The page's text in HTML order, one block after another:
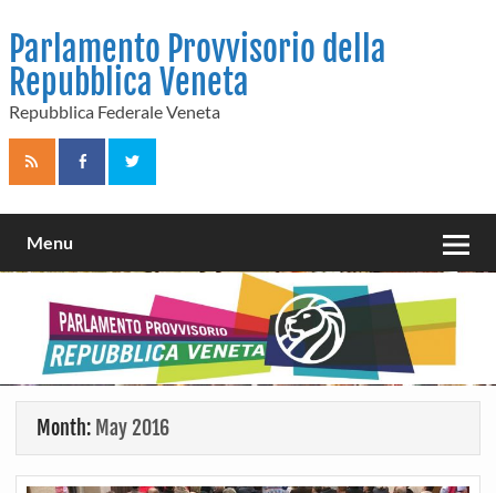
content
Parlamento Provvisorio della
Repubblica Veneta
Repubblica Federale Veneta
Menu
Month: May 2016